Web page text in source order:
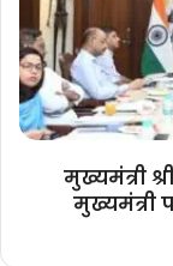
भुगतान….
ने
राज्य
के
'छत्तीसगढ़ी
मुख्यमंत्री
मुख्यमंत्री
मुख्यमंत्री